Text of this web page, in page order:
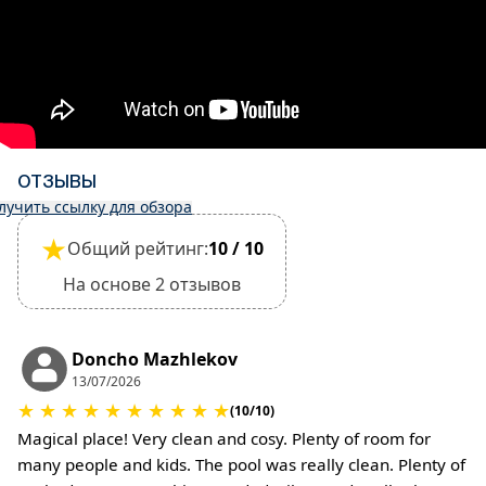
Регистрация заезда и выезда:
Регистрация заезда: 15:30
Выезд из объекта недвижимости считается
завершенным только после осмотра его
общего состояния.
•
Размещение с небольшими домашними
подтвердить при бронировании.
За уборку или возмещение ущерба может
взиматься дополнительная плата.
При регистрации заезда залог не требуется.
За содержание домашних животных или при
ОТЗЫВЫ
ссылку для обзора
★Общий рейтинг:10 / 10
На основе 2 отзывов
Doncho Mazhlekov
13/07/2026
★ ★ ★ ★ ★ ★ ★ ★ ★ ★(10/10)
Magical place! Very clean and cosy. Plenty of room for
many people and kids. The pool was really clean. Plenty of